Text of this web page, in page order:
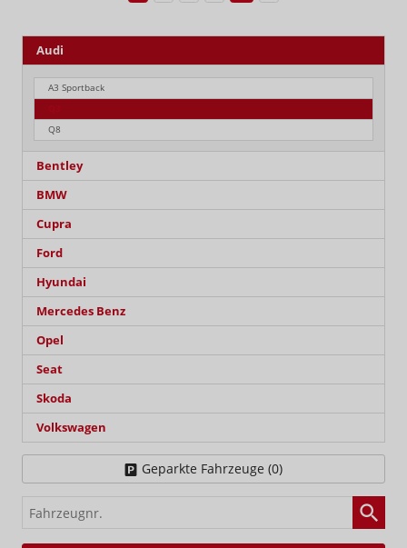
Audi
A3 Sportback
Q8
Bentley
BMW
Cupra
Ford
Hyundai
Mercedes Benz
Opel
Seat
Skoda
Volkswagen
Geparkte Fahrzeuge (0)
Fahrzeugnr.